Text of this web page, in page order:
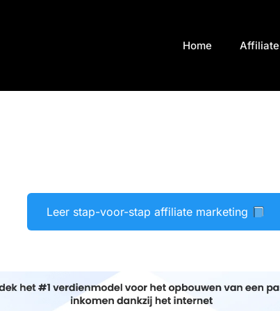
Home Affiliate
Leer stap-voor-stap affiliate marketing